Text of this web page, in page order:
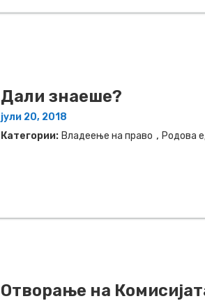
Дали знаеше?
јули 20, 2018
Категории: Владеење на право , Родова
Отворање на